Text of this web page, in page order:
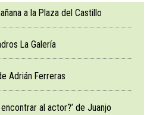
a la Plaza del Castillo
La Galería
Adrián Ferreras
al actor?’ de Juanjo